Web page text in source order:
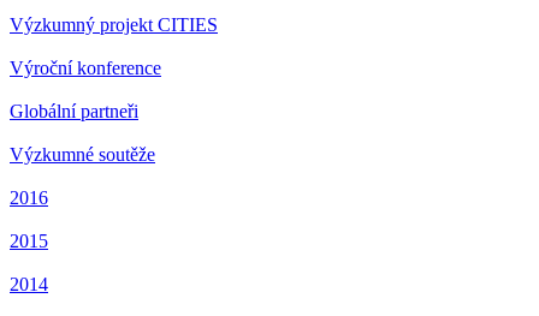
Výzkumný projekt CITIES
Výroční konference
Globální partneři
Výzkumné soutěže
2016
2015
2014